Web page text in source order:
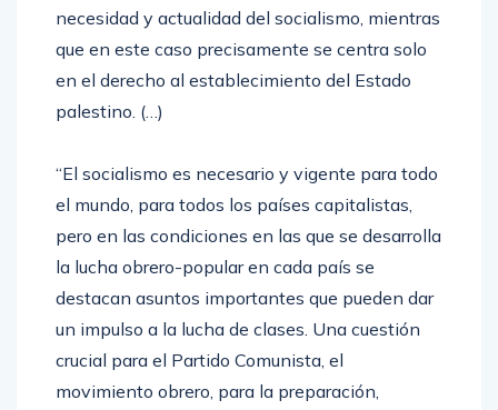
necesidad y actualidad del socialismo, mientras
que en este caso precisamente se centra solo
en el derecho al establecimiento del Estado
palestino. (…)
“El socialismo es necesario y vigente para todo
el mundo, para todos los países capitalistas,
pero en las condiciones en las que se desarrolla
la lucha obrero-popular en cada país se
destacan asuntos importantes que pueden dar
un impulso a la lucha de clases. Una cuestión
crucial para el Partido Comunista, el
movimiento obrero, para la preparación,